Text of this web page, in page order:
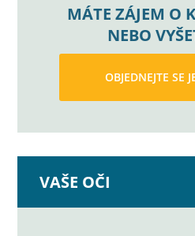
MÁTE ZÁJEM O
NEBO
OBJEDNEJTE SE
VAŠE OČI